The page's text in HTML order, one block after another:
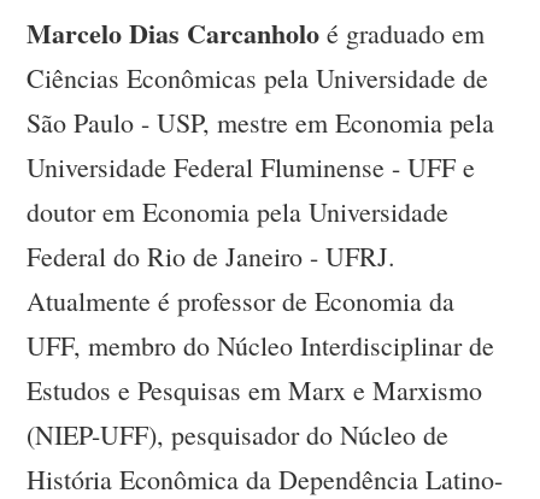
Marcelo Dias Carcanholo é graduado em
Ciências Econômicas pela Universidade de
São Paulo - USP, mestre em Economia pela
Universidade Federal Fluminense - UFF e
doutor em Economia pela Universidade
Federal do Rio de Janeiro - UFRJ.
Atualmente é professor de Economia da
UFF, membro do Núcleo Interdisciplinar de
Estudos e Pesquisas em Marx e Marxismo
(NIEP-UFF), pesquisador do Núcleo de
História Econômica da Dependência Latino-